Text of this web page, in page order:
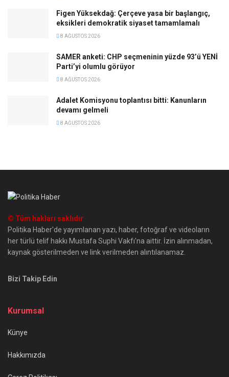
Figen Yüksekdağ: Çerçeve yasa bir başlangıç,
eksikleri demokratik siyaset tamamlamalı
8 AĞUSTOS 2026
SAMER anketi: CHP seçmeninin yüzde 93’ü YENİ
Parti’yi olumlu görüyor
8 AĞUSTOS 2026
Adalet Komisyonu toplantısı bitti: Kanunların
devamı gelmeli
8 AĞUSTOS 2026
© Tüm hakları saklıdır
Politika Haber'de yayımlanan yazı, haber, fotoğraf ve videoların
her türlü telif hakkı Mustafa Suphi Vakfı'na aittir. İzin alınmadan,
kaynak gösterilmeden ve link verilmeden alıntılanamaz.
Bizi Takip Edin
Kurumsal
Künye
Hakkımızda